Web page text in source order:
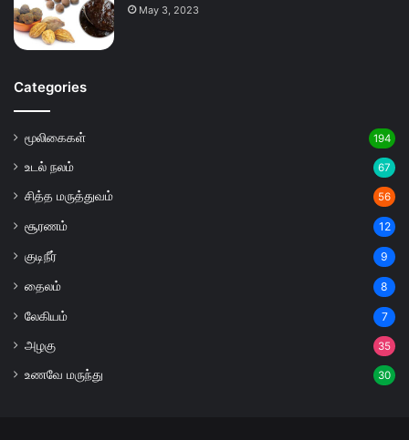
May 3, 2023
Categories
மூலிகைகள் 194
உடல் நலம் 67
சித்த மருத்துவம் 56
சூரணம் 12
குடிநீர் 9
தைலம் 8
லேகியம் 7
அழகு 35
உணவே மருந்து 30